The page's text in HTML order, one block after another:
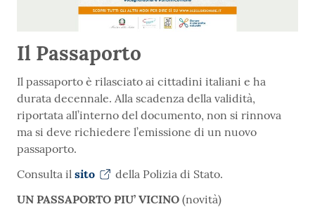
Il Passaporto
Il passaporto è rilasciato ai cittadini italiani e ha
durata decennale. Alla scadenza della validità,
riportata all’interno del documento, non si rinnova
ma si deve richiedere l’emissione di un nuovo
passaporto.
Consulta il sito
della Polizia di Stato.
UN PASSAPORTO PIU’ VICINO (novità)